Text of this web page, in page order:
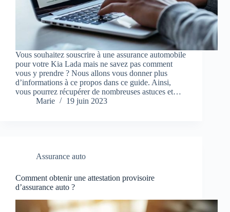
Vous souhaitez souscrire à une assurance automobile
pour votre Kia Lada mais ne savez pas comment
vous y prendre ? Nous allons vous donner plus
d’informations à ce propos dans ce guide. Ainsi,
vous pourrez récupérer de nombreuses astuces et…
Marie
19 juin 2023
Assurance auto
Comment obtenir une attestation provisoire
d’assurance auto ?